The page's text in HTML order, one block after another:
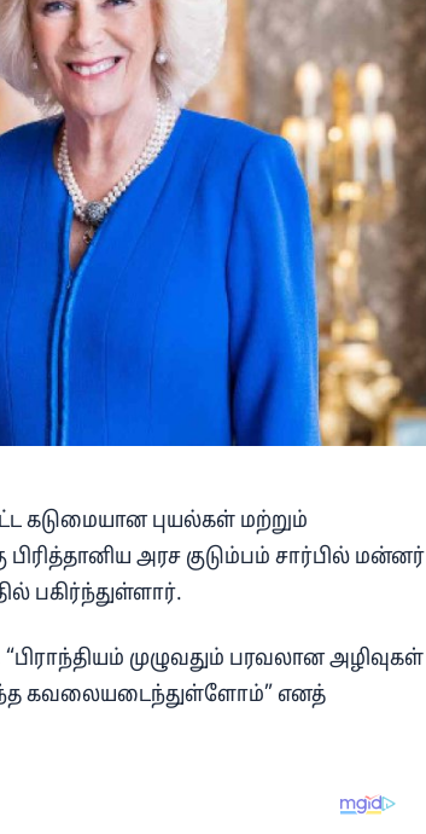
கடுமையான புயல்கள் மற்றும்
அரச குடும்பம் சார்பில் மன்னர்
பகிர்ந்துள்ளார்.
முழுவதும் பரவலான அழிவுகள்
கவலையடைந்துள்ளோம்” எனத்